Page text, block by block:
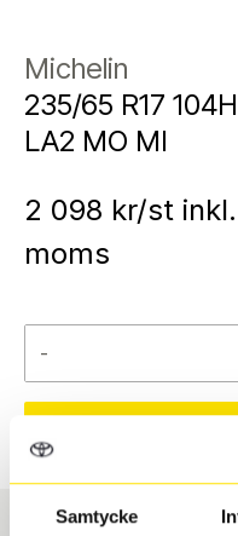
Samtycke
Michelin
235/65 R17
LA2 MO MI
2 098 kr/st inkl.
moms
-